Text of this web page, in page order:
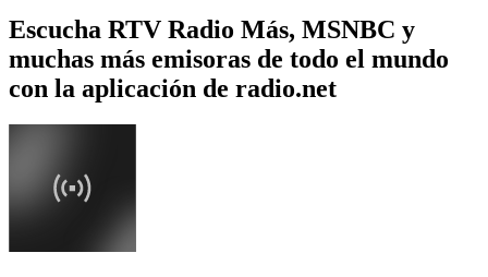
Escucha RTV Radio Más, MSNBC y
muchas más emisoras de todo el mundo
con la aplicación de radio.net